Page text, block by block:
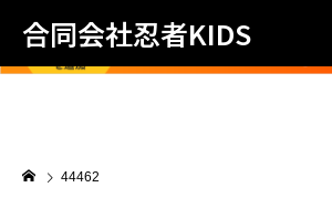
合同会社忍者KIDS
44462